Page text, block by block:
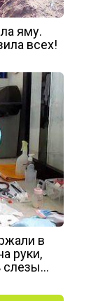
яму.
всех!
в
руки,
слезы…